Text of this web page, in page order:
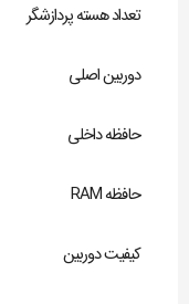
تعداد هسته پردازشگر
دوربین اصلی
حافظه داخلی
حافظه RAM
کیفیت دوربین